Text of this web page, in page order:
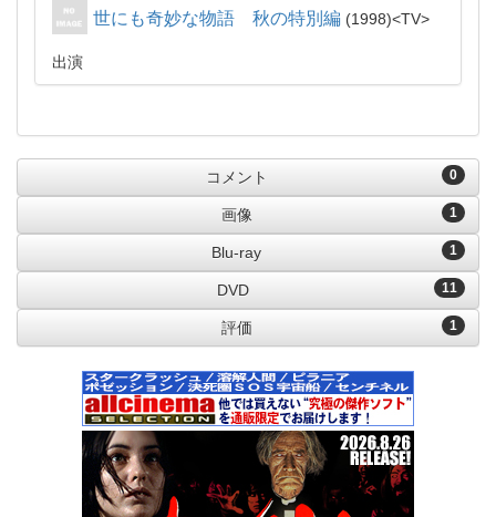
世にも奇妙な物語 秋の特別編 1998 TV
出演
0
コメント
1
画像
1
Blu-ray
11
DVD
1
評価